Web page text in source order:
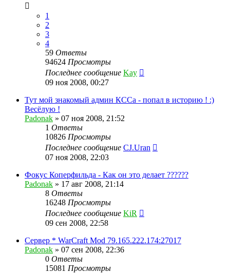
1
2
3
4
59 Ответы
94624 Просмотры
Последнее сообщение Kay
09 ноя 2008, 00:27
Тут мой знакомый админ КССа - попал в историю ! :)
Весёлую !
Padonak » 07 ноя 2008, 21:52
1 Ответы
10826 Просмотры
Последнее сообщение CJ.Uran
07 ноя 2008, 22:03
Фокус Коперфильда - Как он это делает ??????
Padonak » 17 авг 2008, 21:14
8 Ответы
16248 Просмотры
Последнее сообщение KiR
09 сен 2008, 22:58
Сервер * WarCraft Mod 79.165.222.174:27017
Padonak » 07 сен 2008, 22:36
0 Ответы
15081 Просмотры